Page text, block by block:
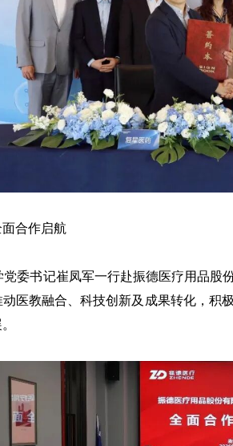
合作启航
委书记崔凤军一行赴振德医疗用品
医教融合、科技创新及成果转化，积